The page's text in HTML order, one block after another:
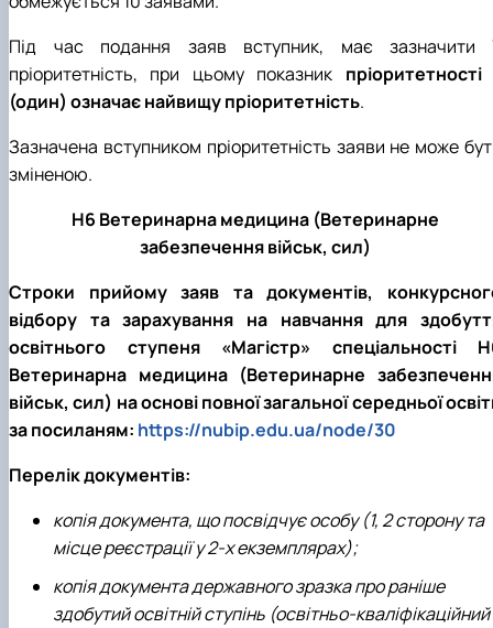
Під час подання заяв вступник, має зазначити
пріоритетність, при цьому показник пріоритетності
(один) означає найвищу пріоритетність.
Зазначена вступником пріоритетність заяви не може
зміненою.
H6 Ветеринарна медицина (Ветеринарне
забезпечення військ, сил)
Строки прийому заяв та документів,
відбору та зарахування на навчання для
освітнього ступеня «Магістр» спеціальності
Ветеринарна медицина (Ветеринарне
військ, сил) на основі повної загальної середньої
за посиланям: https://nubip.edu.ua/node/30
Перелік документів:
копія документа, що посвідчує особу (1, 2 сторону та
місце реєстрації у 2-х екземплярах);
копія документа державного зразка про раніше
здобутий освітній ступінь (освітньо-кваліфікаційний